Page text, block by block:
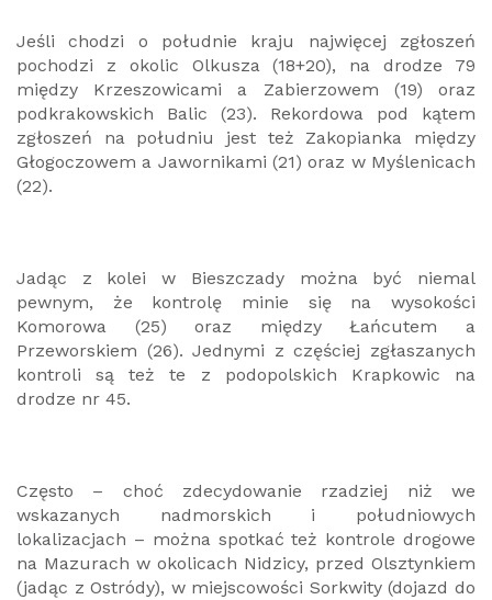
Jeśli chodzi o południe kraju najwięcej zgłoszeń
pochodzi z okolic Olkusza (18+20), na drodze 79
między Krzeszowicami a Zabierzowem (19) oraz
podkrakowskich Balic (23). Rekordowa pod kątem
zgłoszeń na południu jest też Zakopianka między
Głogoczowem a Jawornikami (21) oraz w Myślenicach
(22).
Jadąc z kolei w Bieszczady można być niemal
pewnym, że kontrolę minie się na wysokości
Komorowa (25) oraz między Łańcutem a
Przeworskiem (26). Jednymi z częściej zgłaszanych
kontroli są też te z podopolskich Krapkowic na
drodze nr 45.
Często – choć zdecydowanie rzadziej niż we
wskazanych nadmorskich i południowych
lokalizacjach – można spotkać też kontrole drogowe
na Mazurach w okolicach Nidzicy, przed Olsztynkiem
(jadąc z Ostródy), w miejscowości Sorkwity (dojazd do